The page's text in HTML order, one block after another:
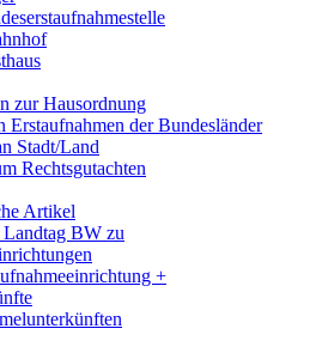
zur Hausordnung
Erstaufnahmen der Bundesländer
Stadt/Land
Rechtsgutachten
Artikel
BW zu
+